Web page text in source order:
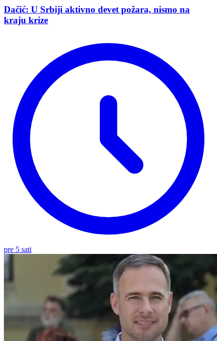
Dačić: U Srbiji aktivno devet požara, nismo na
kraju krize
pre 5 sati